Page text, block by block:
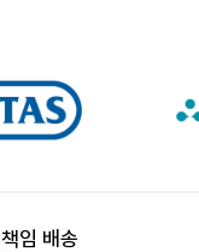
책임 배송